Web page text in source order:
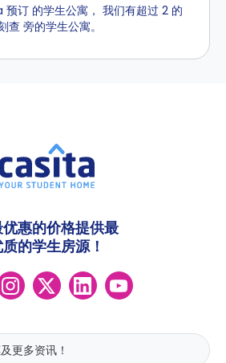
订 的学生公寓， 我们有超过 2 的
查 旁的学生公寓。
惠的价格提供最
的学生房源！